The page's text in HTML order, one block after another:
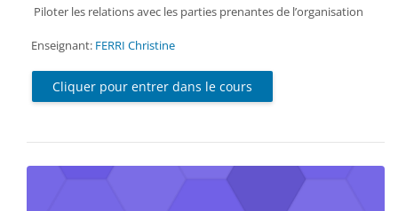
Piloter les relations avec les parties prenantes de l’organisation
Enseignant: FERRI Christine
Cliquer pour entrer dans le cours